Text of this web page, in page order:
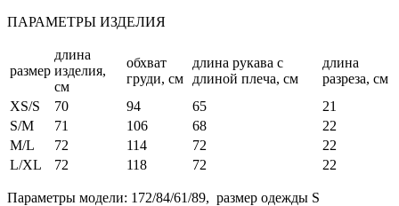
ПАРАМЕТРЫ ИЗДЕЛИЯ
размер
длина
изделия,
см
обхват
груди, см
длина рукава с
длиной плеча, см
длина
разреза, см
XS/S
70 94 65
21
S/M
71 106 68
22
M/L
72 114 72
22
L/XL
72 118 72 22
Параметры модели: 172/84/61/89, размер одежды S